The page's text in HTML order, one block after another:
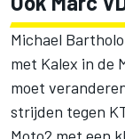
Michael
met Kalex in de
moet
strijden tegen